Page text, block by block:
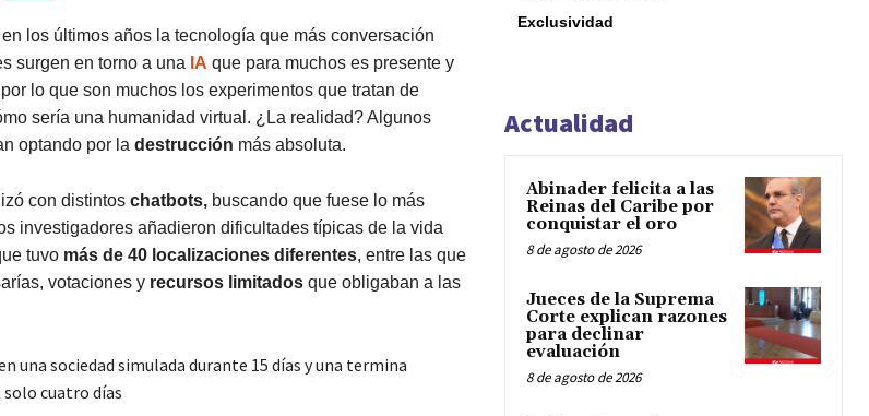
los últimos años la tecnología que más conversación
surgen en torno a una IA que para muchos es presente y
lo que son muchos los experimentos que tratan de
sería una humanidad virtual. ¿La realidad? Algunos
optando por la destrucción más absoluta.
con distintos chatbots,buscando que fuese lo más
investigadores añadieron dificultades típicas de la vida
tuvo más de 40 localizaciones diferentes, entre las que
votaciones y recursos limitadosque obligaban a las
Exclusividad
Actualidad
Abinader felicita a las
Reinas del Caribe por
conquistar el oro
8 de agosto de 2026
Jueces de la Suprema
Corte explican razones
para declinar
evaluación
8 de agosto de 2026